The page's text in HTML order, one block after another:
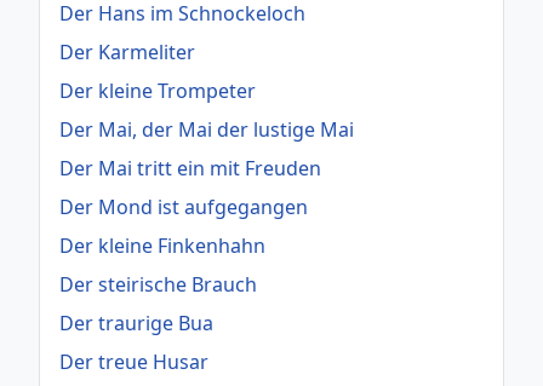
Der Hans im Schnockeloch
Der Karmeliter
Der kleine Trompeter
Der Mai, der Mai der lustige Mai
Der Mai tritt ein mit Freuden
Der Mond ist aufgegangen
Der kleine Finkenhahn
Der steirische Brauch
Der traurige Bua
Der treue Husar